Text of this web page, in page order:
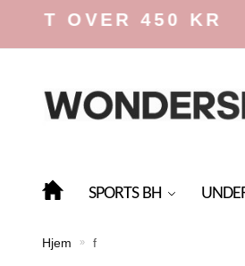
450 KR
SPORTS BH
Hjem » f